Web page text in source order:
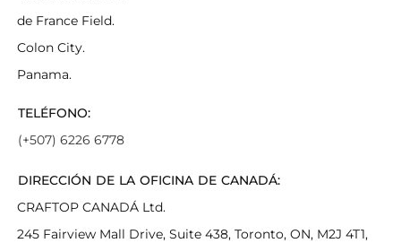
de France Field.
Colon City.
Panama.
TELÉFONO:
(+507) 6226 6778
DIRECCIÓN DE LA OFICINA DE CANADÁ:
CRAFTOP CANADÁ Ltd.
245 Fairview Mall Drive, Suite 438, Toronto, ON, M2J 4T1,